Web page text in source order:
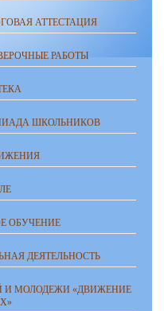
АТТЕСТАЦИЯ
РАБОТЫ
ШКОЛЬНИКОВ
ОБУЧЕНИЕ
ДЕЯТЕЛЬНОСТЬ
И МОЛОДЕЖИ «ДВИЖЕНИЕ